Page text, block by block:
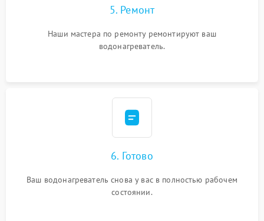
5. Ремонт
Наши мастера по ремонту ремонтируют ваш
водонагреватель.
6. Готово
Ваш водонагреватель снова у вас в полностью рабочем
состоянии.